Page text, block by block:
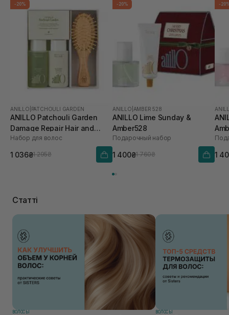
-20%
ANILLO PATCHOULI GARDEN
ANILLO Patchouli Garden
Damage Repair Hair and
Brush Set
Набор для волос
1 036₴1 295₴
-20%
ANILLO AMBER 528
ANILLO Lime Sunday &
Amber528
Подарочный набор
1 400₴1 760₴
-
1
Статті
ВОЛОСЫ ВОЛОСЫ